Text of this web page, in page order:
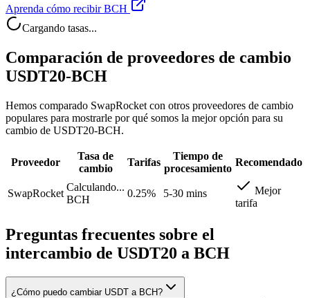
Aprenda cómo recibir BCH
Cargando tasas...
Comparación de proveedores de cambio
USDT20-BCH
Hemos comparado SwapRocket con otros proveedores de cambio
populares para mostrarle por qué somos la mejor opción para su
cambio de USDT20-BCH.
Proveedor
Tasa de
cambio
Tarifas
Tiempo de
procesamiento
Recomendado
SwapRocket
Calculando...
BCH
0.25% 5-30 mins
Mejor
tarifa
Preguntas frecuentes sobre el
intercambio de USDT20 a BCH
¿Cómo puedo cambiar USDT a BCH?